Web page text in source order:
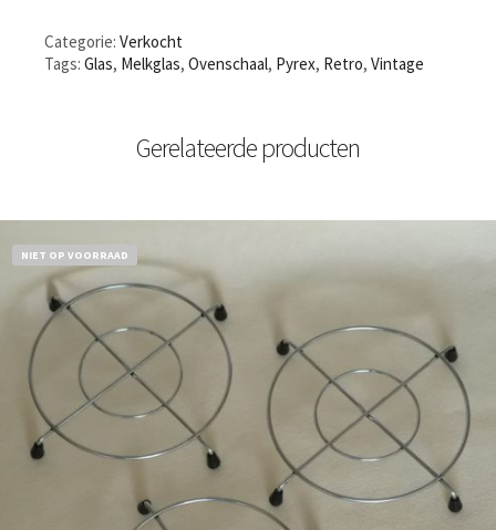
Categorie: Verkocht
Tags: Glas, Melkglas, Ovenschaal, Pyrex, Retro, Vintage
Gerelateerde producten
NIET OP VOORRAAD
€11,50